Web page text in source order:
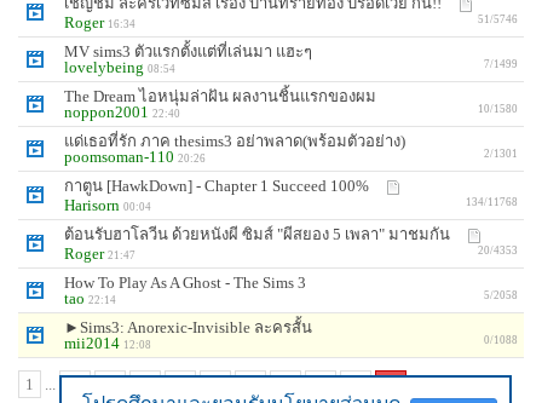
Roger 16:34 51/5746
MV sims3 ตัวแรกตั้งแต่ที่เล่นมา แฮะๆ
lovelybeing 08:54 7/1499
The Dream ไอหนุ่มล่าฝัน ผลงานชิ้นแรกของผม
noppon2001 22:40 10/1580
แด่เธอที่รัก ภาค thesims3 อย่าพลาด(พร้อมตัวอย่าง)
poomsoman-110 20:26 2/1301
กาตูน [HawkDown] - Chapter 1 Succeed 100%
Harisorn 00:04 134/11768
ต้อนรับฮาโลวีน ด้วยหนังผี ซิมส์ "ผีสยอง 5 เพลา" มาชมกัน
Roger 21:47 20/4353
How To Play As A Ghost - The Sims 3
tao 22:14 5/2058
►Sims3: Anorexic-Invisible ละครสั้น
mii2014 12:08 0/1088
1 ...